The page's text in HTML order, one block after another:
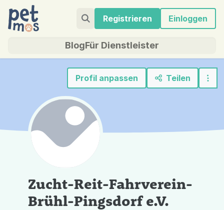
Registrieren Einloggen
BlogFür Dienstleister
Profil anpassen Teilen
Zucht-Reit-Fahrverein-
Brühl-Pingsdorf e.V.